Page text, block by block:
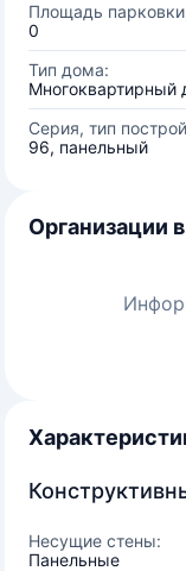
Площадь
0
Тип дома:
Многоквартирный
Серия, тип
96, панельный
Организации
Несущие стены:
Панельные